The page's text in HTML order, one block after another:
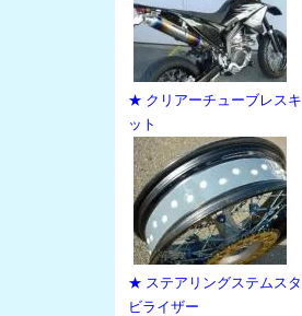
★ クリアーチューブレスキ
ット
★ ステアリングステムスタ
ビライザー